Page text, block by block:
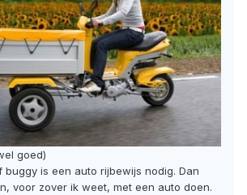
goed)
buggy is een auto rijbewijs nodig. Dan
voor zover ik weet, met een auto doen.